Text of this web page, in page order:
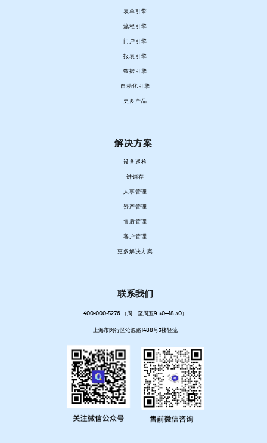
表单引擎
流程引擎
门户引擎
报表引擎
数据引擎
自动化引擎
更多产品
解决方案
设备巡检
进销存
人事管理
资产管理
售后管理
客户管理
更多解决方案
联系我们
400-000-5276 （周一至周五9:30—18:30）
上海市闵行区沧源路1488号3楼轻流